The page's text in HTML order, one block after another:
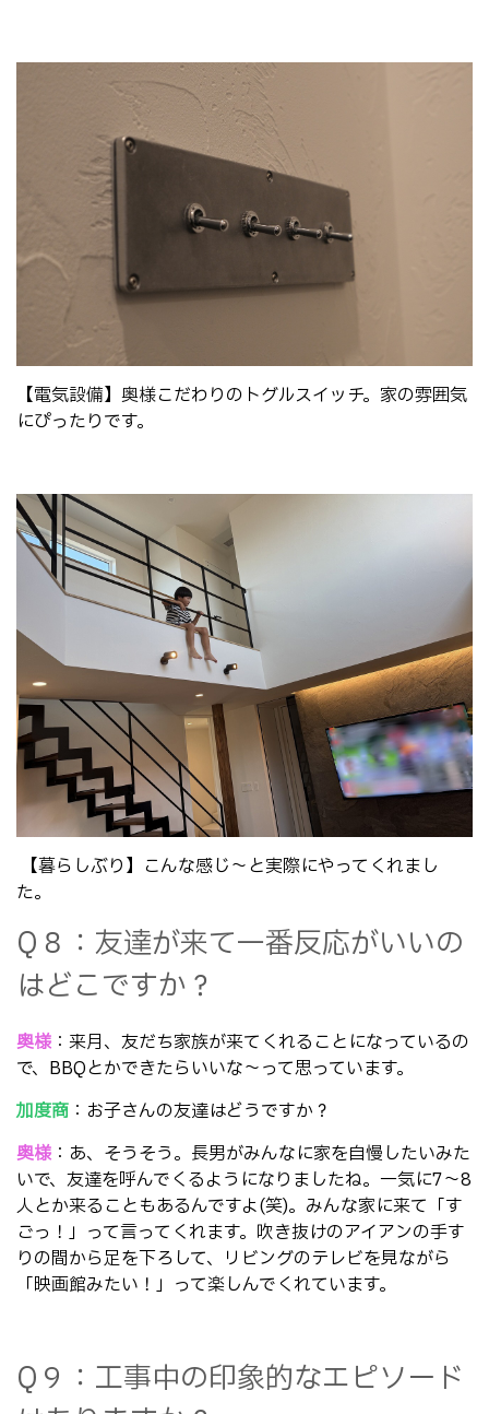
【電気設備】奥様こだわりのトグルスイッチ。家の雰囲気
にぴったりです。
【暮らしぶり】こんな感じ～と実際にやってくれまし
た。
Q８：友達が来て一番反応がいいの
はどこですか？
奥様 ：来月、友だち家族が来てくれることになっているの
で、BBQとかできたらいいな～って思っています。
加度商 ：お子さんの友達はどうですか？
奥様 ：あ、そうそう。長男がみんなに家を自慢したいみた
いで、友達を呼んでくるようになりましたね。一気に7～8
人とか来ることもあるんですよ(笑)。みんな家に来て「す
ごっ！」って言ってくれます。吹き抜けのアイアンの手す
りの間から足を下ろして、リビングのテレビを見ながら
「映画館みたい！」って楽しんでくれています。
Q９：工事中の印象的なエピソード